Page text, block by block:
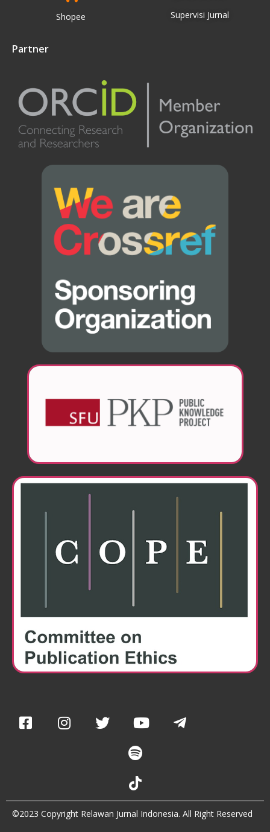
Shopee
Supervisi Jurnal
Partner
©2023 Copyright Relawan Jurnal Indonesia. All Right Reserved